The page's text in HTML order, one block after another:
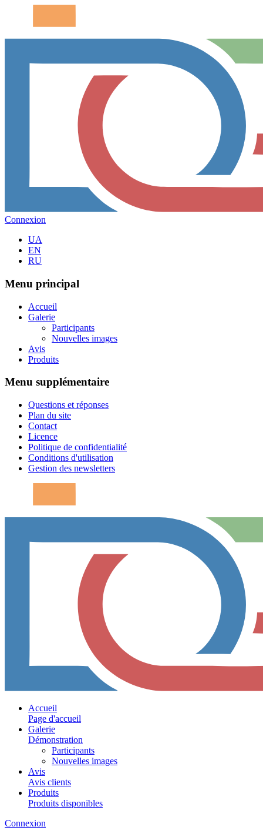
Connexion
UA
EN
RU
Menu principal
Accueil
Galerie
Participants
Nouvelles images
Avis
Produits
Menu supplémentaire
Questions et réponses
Plan du site
Contact
Licence
Politique de confidentialité
Conditions d'utilisation
Gestion des newsletters
Accueil
Page d'accueil
Galerie
Démonstration
Participants
Nouvelles images
Avis
Avis clients
Produits
Produits disponibles
Connexion